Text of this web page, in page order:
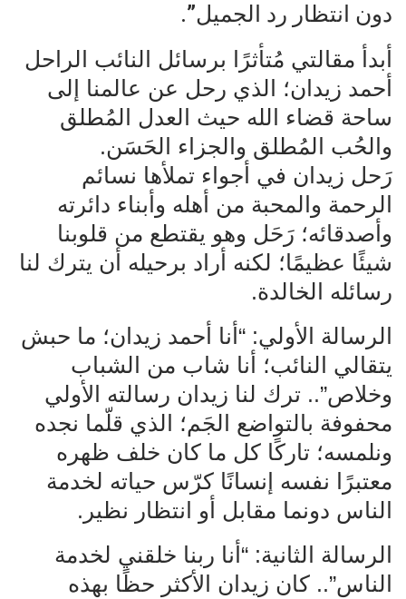
دون انتظار رد الجميل”.
أبدأ مقالتي مُتأثرًا برسائل النائب الراحل
أحمد زيدان؛ الذي رحل عن عالمنا إلى
ساحة قضاء الله حيث العدل المُطلق
والحُب المُطلق والجزاء الحَسَن.
رَحل زيدان في أجواء تملأها نسائم
الرحمة والمحبة من أهله وأبناء دائرته
وأصدقائه؛ رَحَل وهو يقتطع من قلوبنا
شيئًا عظيمًا؛ لكنه أراد برحيله أن يترك لنا
رسائله الخالدة.
الرسالة الأولي: “أنا أحمد زيدان؛ ما حبش
يتقالي النائب؛ أنا شاب من الشباب
وخلاص”.. ترك لنا زيدان رسالته الأولي
محفوفة بالتواضع الجَم؛ الذي قلّما نجده
ونلمسه؛ تاركًا كل ما كان خلف ظهره
معتبرًا نفسه إنسانًا كرّس حياته لخدمة
الناس دونما مقابل أو انتظار نظير.
الرسالة الثانية: “أنا ربنا خلقني لخدمة
الناس”.. كان زيدان الأكثر حظًا بهذه